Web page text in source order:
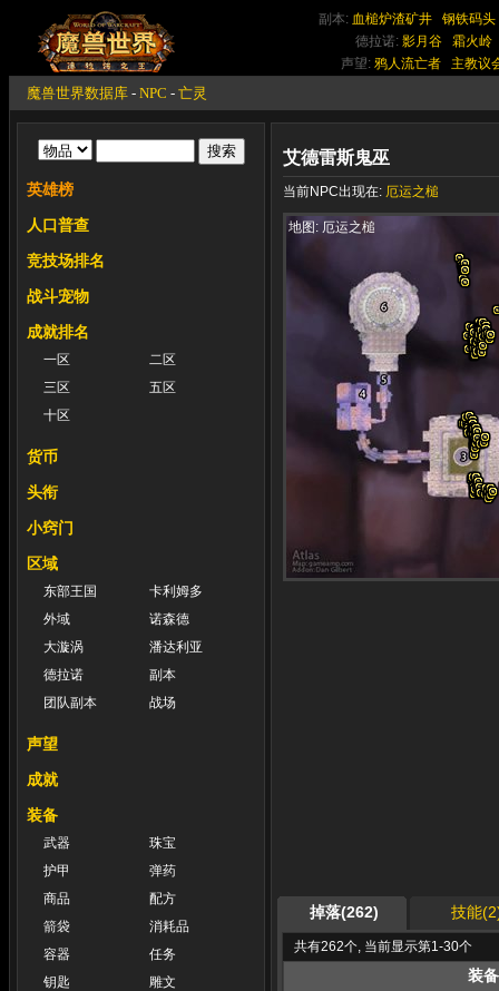
副本: 血槌炉渣矿井
钢铁码头
德拉诺: 影月谷
霜火岭
声望: 鸦人流亡者 主教议
魔兽世界数据库 - NPC - 亡灵
英雄榜
人口普查
竞技场排名
战斗宠物
成就排名
一区
二区
三区
五区
十区
货币
头衔
小窍门
区域
东部王国
卡利姆多
外域
诺森德
大漩涡
潘达利亚
德拉诺
副本
团队副本
战场
声望
成就
装备
武器
珠宝
护甲
弹药
商品
配方
箭袋
消耗品
容器
任务
钥匙
雕文
艾德雷斯鬼巫
当前NPC出现在: 厄运之槌
地图: 厄运之槌
掉落(262) 技能
共有262个, 当前显示第1-30个
装备